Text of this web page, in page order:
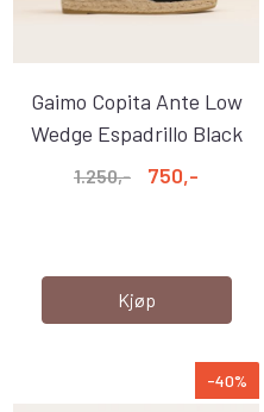
Gaimo Copita Ante Low
Wedge Espadrillo Black
1.250,- 750,-
Kjøp
-40%